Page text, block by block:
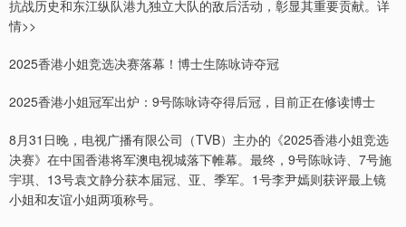
抗战历史和东江纵队港九独立大队的敌后活动，彰显其重要贡献。详
情>>
2025香港小姐竞选决赛落幕！博士生陈咏诗夺冠
2025香港小姐冠军出炉：9号陈咏诗夺得后冠，目前正在修读博士
8月31日晚，电视广播有限公司（TVB）主办的《2025香港小姐竞选
决赛》在中国香港将军澳电视城落下帷幕。最终，9号陈咏诗、7号施
宇琪、13号袁文静分获本届冠、亚、季军。1号李尹嫣则获评最上镜
小姐和友谊小姐两项称号。